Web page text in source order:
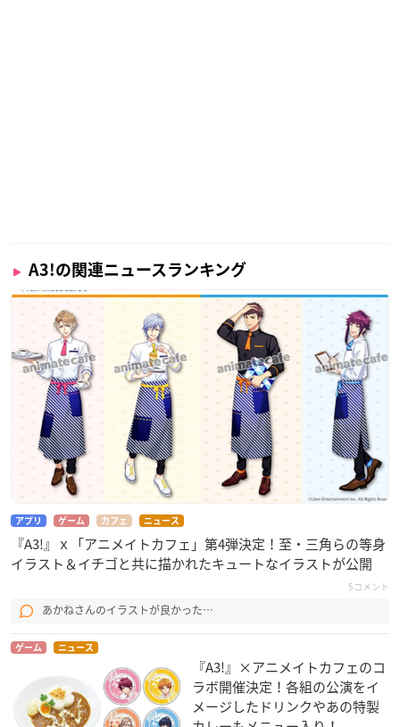
A3!の関連ニュースランキング
アプリ ゲーム カフェ ニュース
『A3!』ｘ「アニメイトカフェ」第4弾決定！至・三角らの等身
イラスト＆イチゴと共に描かれたキュートなイラストが公開
5コメント
あかねさんのイラストが良かった…
ゲーム ニュース
『A3!』×アニメイトカフェのコ
ラボ開催決定！各組の公演をイ
メージしたドリンクやあの特製